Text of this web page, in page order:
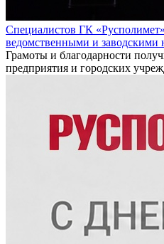
Специалистов ГК
ведомственными и заводскими
Грамоты и благодарности
предприятия и городских